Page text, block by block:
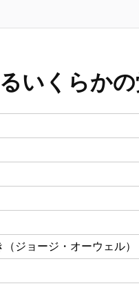
いくらかの
ジョージ・オーウェル）